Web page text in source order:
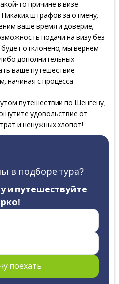
то причине в визе
штрафов за отмену,
ваше время и доверие,
подачи на визу без
будет отклонено, мы вернем
дополнительных
ваше путешествие
начиная с процесса
путешествии по Шенгену,
удовольствие от
и ненужных хлопот!
в подборе тура?
и путешествуйте
поехать